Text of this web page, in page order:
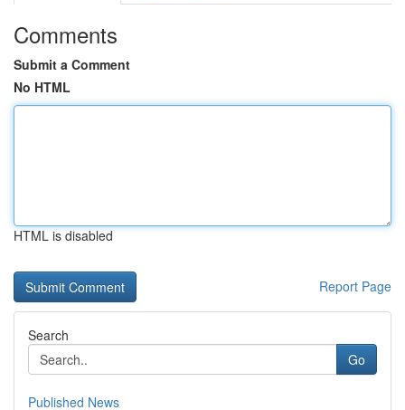
Comments
Submit a Comment
No HTML
HTML is disabled
Report Page
Search
Go
Published News